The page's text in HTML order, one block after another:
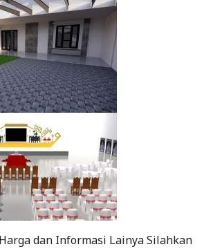
dan Informasi Lainya Silahkan